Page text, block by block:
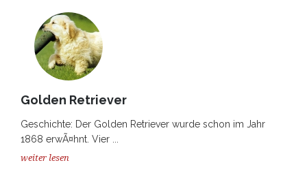
Golden Retriever
Geschichte: Der Golden Retriever wurde schon im Jahr
1868 erwÃ¤hnt. Vier ...
weiter lesen